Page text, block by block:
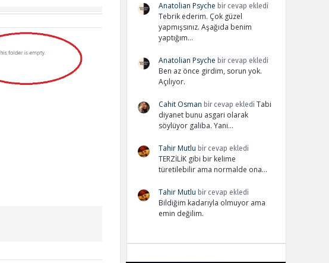
Anatolian Psyche bir cevap ekledi
Tebrik ederim. Çok güzel
yapmışsınız. Aşağıda benim
yaptığım…
Anatolian Psyche bir cevap ekledi
Ben az önce girdim, sorun yok.
Açılıyor.
Cahit Osman bir cevap ekledi Tabi
diyanet bunu asgari olarak
söylüyor galiba. Yani…
Tahir Mutlu bir cevap ekledi
TERZİLİK gibi bir kelime
türetilebilir ama normalde ona…
Tahir Mutlu bir cevap ekledi
Bildiğim kadarıyla olmuyor ama
emin değilim.